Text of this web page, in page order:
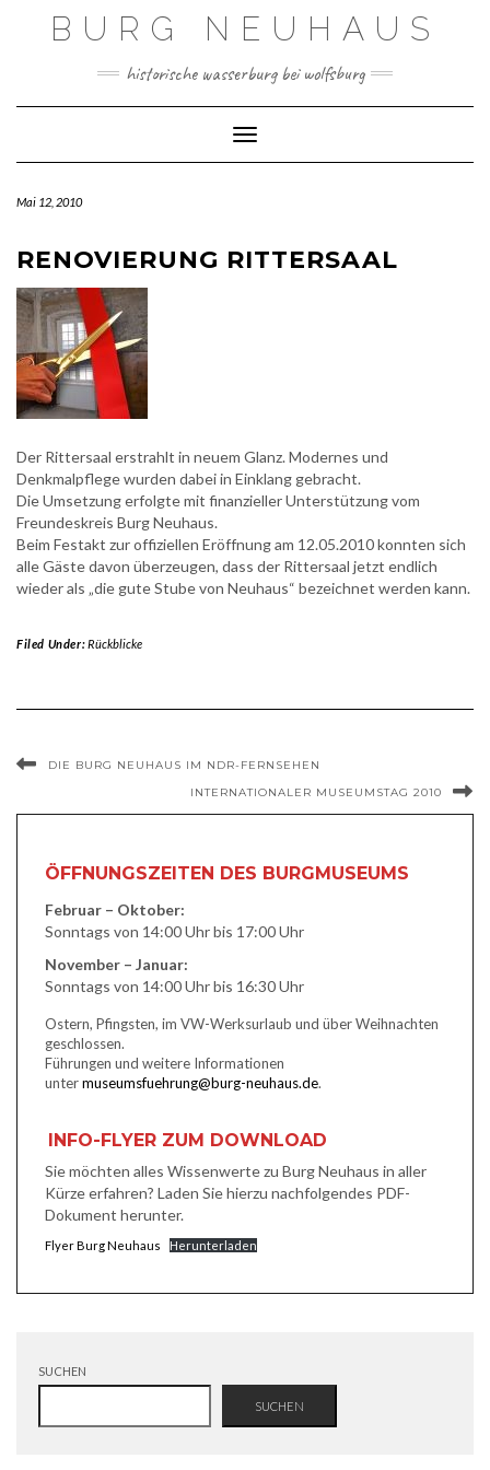
BURG NEUHAUS
historische wasserburg bei wolfsburg
Toggle Navigation
Mai 12, 2010
RENOVIERUNG RITTERSAAL
Der Rittersaal erstrahlt in neuem Glanz. Modernes und
Denkmalpflege wurden dabei in Einklang gebracht.
Die Umsetzung erfolgte mit finanzieller Unterstützung vom
Freundeskreis Burg Neuhaus.
Beim Festakt zur offiziellen Eröffnung am 12.05.2010 konnten sich
alle Gäste davon überzeugen, dass der Rittersaal jetzt endlich
wieder als „die gute Stube von Neuhaus“ bezeichnet werden kann.
Filed Under:Rückblicke
DIE BURG NEUHAUS IM NDR-FERNSEHEN
INTERNATIONALER MUSEUMSTAG 2010
ÖFFNUNGSZEITEN DES BURGMUSEUMS
Februar – Oktober:
Sonntags von 14:00 Uhr bis 17:00 Uhr
November – Januar:
Sonntags von 14:00 Uhr bis 16:30 Uhr
Ostern, Pfingsten, im VW-Werksurlaub und über Weihnachten
geschlossen.
Führungen und weitere Informationen
untermuseumsfuehrung@burg-neuhaus.de.
INFO-FLYER ZUM DOWNLOAD
Sie möchten alles Wissenwerte zu Burg Neuhaus in aller
Kürze erfahren? Laden Sie hierzu nachfolgendes PDF-
Dokument herunter.
Flyer Burg Neuhaus Herunterladen
SUCHEN
SUCHEN